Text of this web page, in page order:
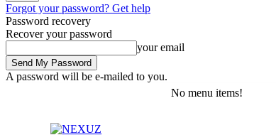
Forgot your password? Get help
Password recovery
Recover your password
your email
A password will be e-mailed to you.
No menu items!